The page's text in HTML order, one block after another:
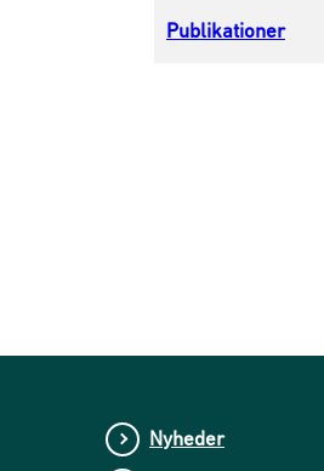
Publikationer
Nyheder